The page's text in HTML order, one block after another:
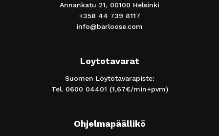
Annankatu 21, 00100 Helsinki
+358 44 739 8117
info@barloose.com
Loytotavarat
Suomen Löytötavarapiste:
Tel. 0600 04401 (1,67€/min+pvm)
Ohjelmapäällikö